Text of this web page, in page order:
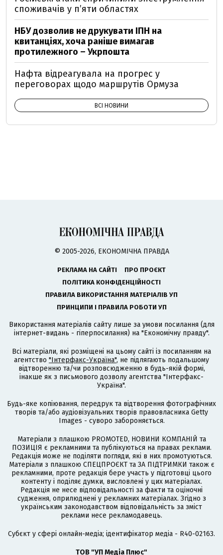
споживачів у п’яти областях
НБУ дозволив не друкувати ІПН на
квитанціях, хоча раніше вимагав
протилежного – Укрпошта
Нафта відреагувала на прогрес у
переговорах щодо маршрутів Ормуза
ВСІ НОВИНИ
© 2005-2026, ЕКОНОМІЧНА ПРАВДА
РЕКЛАМА НА САЙТІ
ПРО ПРОЄКТ
ПОЛІТИКА КОНФІДЕНЦІЙНОСТІ
ПРАВИЛА ВИКОРИСТАННЯ МАТЕРІАЛІВ УП
ПРИНЦИПИ І ПРАВИЛА РОБОТИ УП
Використання матеріалів сайту лише за умови посилання (для
інтернет-видань - гіперпосилання) на "Економічну правду".
Всі матеріали, які розміщені на цьому сайті із посиланням на
агентство "Інтерфакс-Україна", не підлягають подальшому
відтворенню та/чи розповсюдженню в будь-якій формі,
інакше як з письмового дозволу агентства "Інтерфакс-
Україна".
Будь-яке копіювання, передрук та відтворення фотографічних
творів та/або аудіовізуальних творів правовласника Getty
Images - суворо забороняється.
Матеріали з плашкою PROMOTED, НОВИНИ КОМПАНІЙ та
ПОЗИЦІЯ є рекламними та публікуються на правах реклами.
Редакція може не поділяти погляди, які в них промотуються.
Матеріали з плашкою СПЕЦПРОЄКТ та ЗА ПІДТРИМКИ також є
рекламними, проте редакція бере участь у підготовці цього
контенту і поділяє думки, висловлені у цих матеріалах.
Редакція не несе відповідальності за факти та оціночні
судження, оприлюднені у рекламних матеріалах. Згідно з
українським законодавством відповідальність за зміст
реклами несе рекламодавець.
Cубєкт у сфері онлайн-медіа; ідентифікатор медіа - R40-02163.
ТОВ "УП Медіа Плюс"